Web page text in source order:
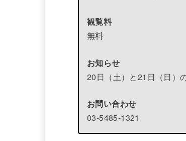
観覧料
無料
お知らせ
20日（土）と21日（日）
お問い合わせ
03-5485-1321